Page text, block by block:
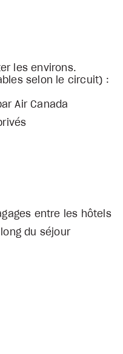
les environs.
selon le circuit) :
Air Canada
entre les hôtels
du séjour